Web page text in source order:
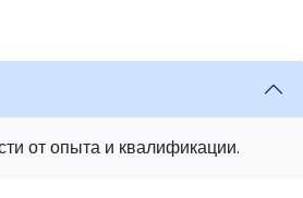
от опыта и квалификации.